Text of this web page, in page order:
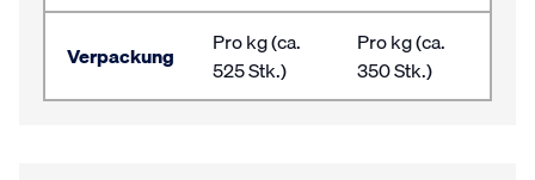
Verpackung
Pro kg (ca.
525 Stk.)
Pro kg (ca.
350 Stk.)